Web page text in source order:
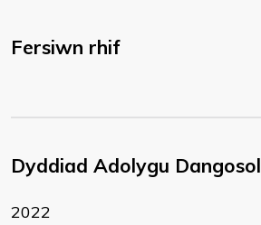
Fersiwn rhif
Dyddiad Adolygu Dangosol
2022